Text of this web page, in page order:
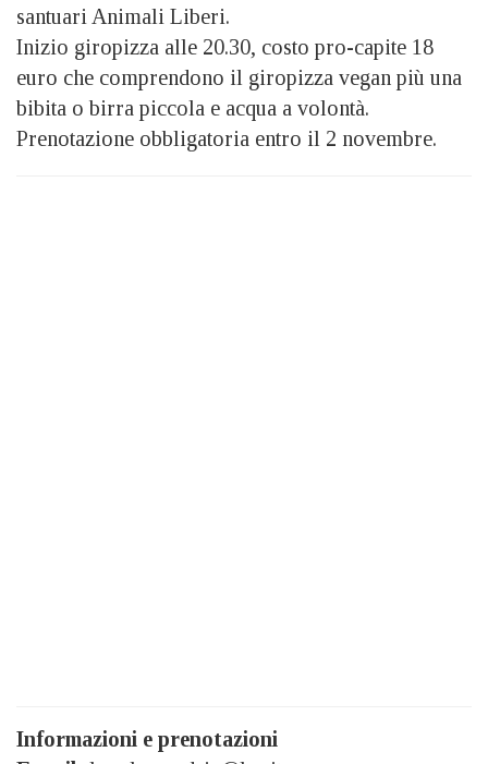
santuari Animali Liberi.
Inizio giropizza alle 20.30, costo pro-capite 18
euro che comprendono il giropizza vegan più una
bibita o birra piccola e acqua a volontà.
Prenotazione obbligatoria entro il 2 novembre.
Informazioni e prenotazioni